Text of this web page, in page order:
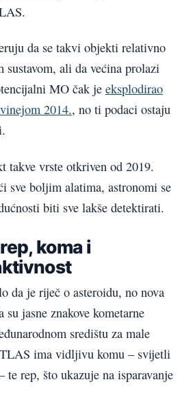
da se takvi objekti relativno
sustavom, ali da većina prolazi
MO čak je eksplodirao
2014., no ti podaci ostaju
takve vrste otkriven od 2019.
sve boljim alatima, astronomi se
biti sve lakše detektirati.
koma i
da je riječ o asteroidu, no nova
su jasne znakove kometarne
središtu za male
ima vidljivu komu – svijetli
rep, što ukazuje na isparavanje